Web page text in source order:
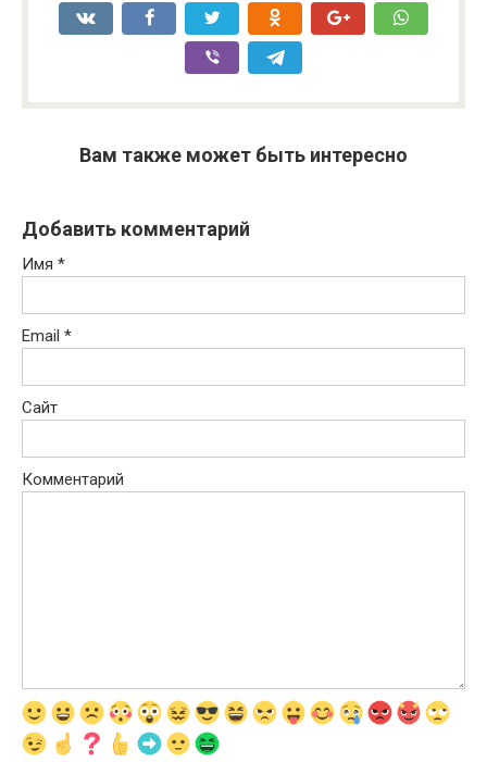
Вам также может быть интересно
Добавить комментарий
Имя *
Email *
Сайт
Комментарий